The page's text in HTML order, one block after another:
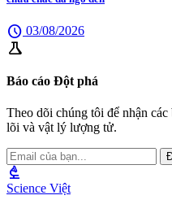
schedule 03/08/2026
science
Báo cáo Đột phá
Theo dõi chúng tôi để nhận
lõi và vật lý lượng tử.
biotech
Science Việt